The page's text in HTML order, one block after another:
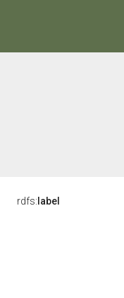
rdfs: label